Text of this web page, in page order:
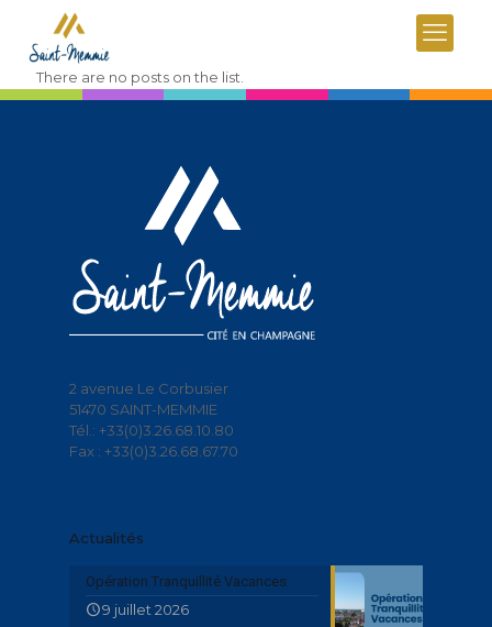
There are no posts on the list.
2 avenue Le Corbusier
51470 SAINT-MEMMIE
Tél.: +33(0)3.26.68.10.80
Fax : +33(0)3.26.68.67.70
Actualités
Opération Tranquillité Vacances
9 juillet 2026